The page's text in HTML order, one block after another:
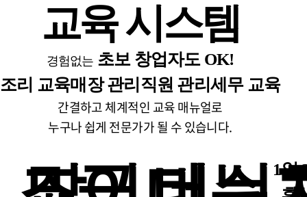
교육 시스템
경험없는 초보 창업자도 OK!
조리 교육매장 관리 직원 관리 세무 교육
간결하고 체계적인 교육 매뉴얼로
누구나 쉽게 전문가가 될 수 있습니다.
1일